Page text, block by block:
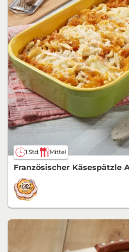
1 Std. Mittel
Französischer Käsespätzle